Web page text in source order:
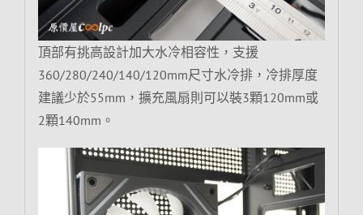
頂部有挑高設計加大水冷相容性，支援
360/280/240/140/120mm尺寸水冷排，冷排厚度
建議少於55mm，擴充風扇則可以裝3顆120mm或
2顆140mm。